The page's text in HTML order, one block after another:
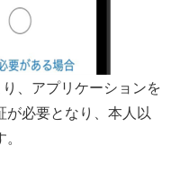
、アプリケーションを
が必要となり、本人以